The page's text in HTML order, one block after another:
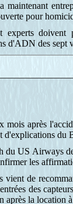
pour
experts doivent
d'ADN des sept
mois après
d'explications du
du US Airways
les
vient de
des
après la location